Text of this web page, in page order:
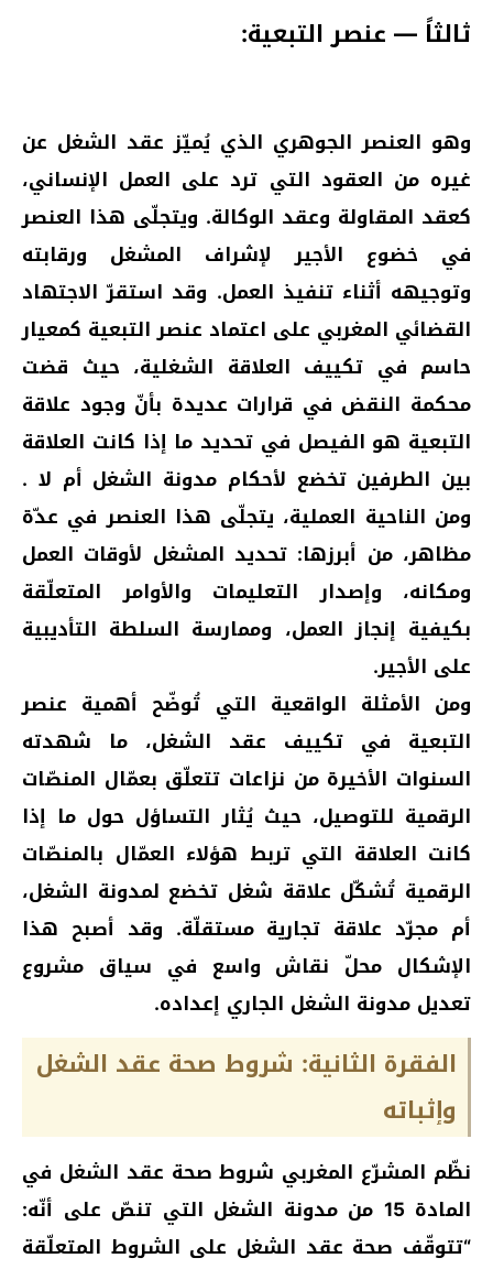
ثالثاً — عنصر التبعية:
وهو العنصر الجوهري الذي يُميّز عقد الشغل عن
غيره من العقود التي ترد على العمل الإنساني،
كعقد المقاولة وعقد الوكالة. ويتجلّى هذا العنصر
في خضوع الأجير لإشراف المشغل ورقابته
وتوجيهه أثناء تنفيذ العمل. وقد استقرّ الاجتهاد
القضائي المغربي على اعتماد عنصر التبعية كمعيار
حاسم في تكييف العلاقة الشغلية، حيث قضت
محكمة النقض في قرارات عديدة بأنّ وجود علاقة
التبعية هو الفيصل في تحديد ما إذا كانت العلاقة
بين الطرفين تخضع لأحكام مدونة الشغل أم لا .
ومن الناحية العملية، يتجلّى هذا العنصر في عدّة
مظاهر، من أبرزها: تحديد المشغل لأوقات العمل
ومكانه، وإصدار التعليمات والأوامر المتعلّقة
بكيفية إنجاز العمل، وممارسة السلطة التأديبية
على الأجير.
ومن الأمثلة الواقعية التي تُوضّح أهمية عنصر
التبعية في تكييف عقد الشغل، ما شهدته
السنوات الأخيرة من نزاعات تتعلّق بعمّال المنصّات
الرقمية للتوصيل، حيث يُثار التساؤل حول ما إذا
كانت العلاقة التي تربط هؤلاء العمّال بالمنصّات
الرقمية تُشكّل علاقة شغل تخضع لمدونة الشغل،
أم مجرّد علاقة تجارية مستقلّة. وقد أصبح هذا
الإشكال محلّ نقاش واسع في سياق مشروع
تعديل مدونة الشغل الجاري إعداده.
الفقرة الثانية: شروط صحة عقد الشغل
وإثباته
نظّم المشرّع المغربي شروط صحة عقد الشغل في
المادة 15 من مدونة الشغل التي تنصّ على أنّه:
“تتوقّف صحة عقد الشغل على الشروط المتعلّقة